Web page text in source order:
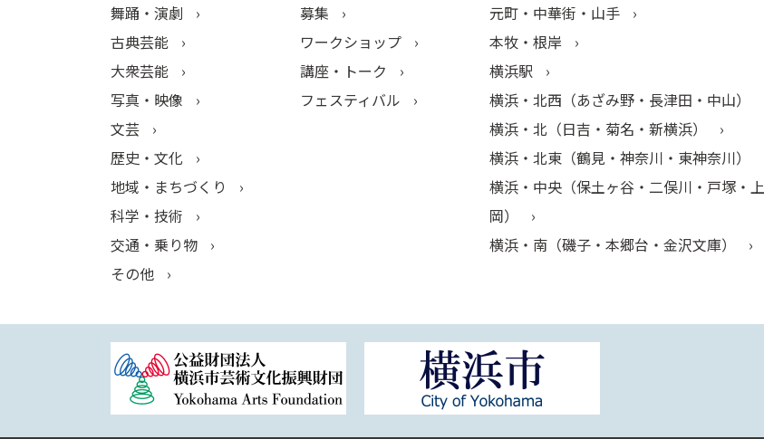
舞踊・演劇
古典芸能
大衆芸能
写真・映像
文芸
歴史・文化
地域・まちづくり
科学・技術
交通・乗り物
その他
募集
ワークショップ
講座・トーク
フェスティバル
元町・中華街・山手
本牧・根岸
横浜駅
横浜・北西（あざみ野・長津田・中山）
横浜・北（日吉・菊名・新横浜）
横浜・北東（鶴見・神奈川・東神奈川）
横浜・中央（保土ヶ谷・二俣川・戸塚・
岡）
横浜・南（磯子・本郷台・金沢文庫）